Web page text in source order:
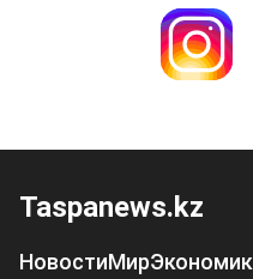
Taspanews.kz
НовостиМир